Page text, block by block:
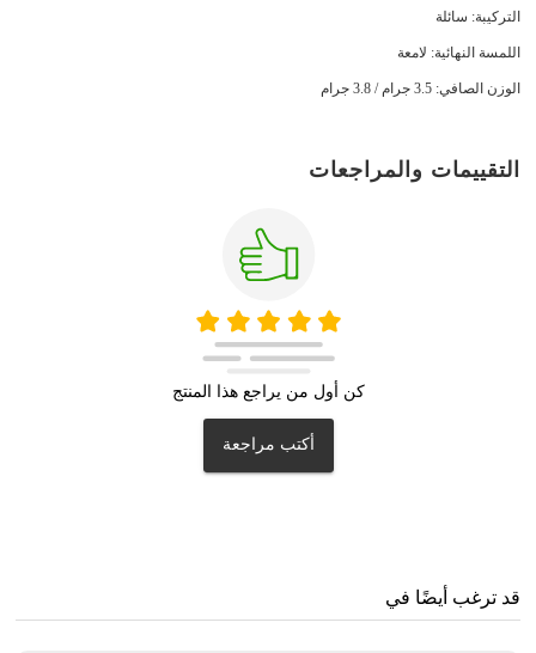
التركيبة: سائلة
اللمسة النهائية: لامعة
الوزن الصافي: 3.5 جرام / 3.8 جرام
التقييمات والمراجعات
كن أول من يراجع هذا المنتج
أكتب مراجعة
قد ترغب أيضًا في